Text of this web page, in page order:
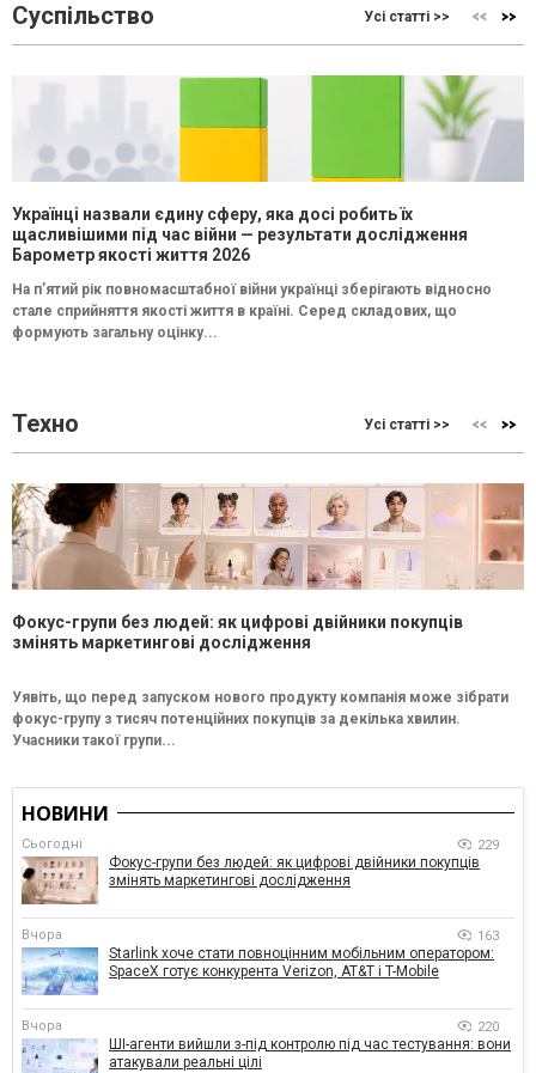
Суспільство Усі статті >>
Українці назвали єдину сферу, яка досі робить їх
щасливішими під час війни — результати дослідження
Барометр якості життя 2026
На п’ятий рік повномасштабної війни українці зберігають відносно
стале сприйняття якості життя в країні. Серед складових, що
формують загальну оцінку...
Техно Усі статті >>
Фокус-групи без людей: як цифрові двійники покупців
змінять маркетингові дослідження
Уявіть, що перед запуском нового продукту компанія може зібрати
фокус-групу з тисяч потенційних покупців за декілька хвилин.
Учасники такої групи...
НОВИНИ
Сьогодні 229
Фокус-групи без людей: як цифрові двійники покупців
змінять маркетингові дослідження
Вчора 163
Starlink хоче стати повноцінним мобільним оператором:
SpaceX готує конкурента Verizon, AT&T і T-Mobile
Вчора 220
ШІ-агенти вийшли з-під контролю під час тестування: вони
атакували реальні цілі